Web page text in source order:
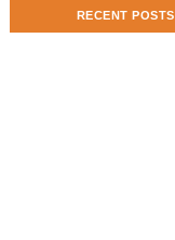
RECENT POSTS